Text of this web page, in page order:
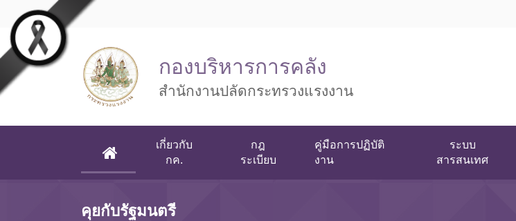
Skip to main content
กองบริหารการคลัง
สำนักงานปลัดกระทรวงแรงงาน
(CURRENT)
เกี่ยวกับ
กค.
กฎ
ระเบียบ
คู่มือการปฏิบัติ
งาน
ระบบ
สารสนเทศ
คุยกับรัฐมนตรี